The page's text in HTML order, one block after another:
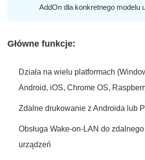
AddOn dla konkretnego modelu
Główne funkcje:
Działa na wielu platformach
Android, iOS, Chrome OS,
Zdalne drukowanie z Androida lub
Obsługa Wake-on-LAN do
urządzeń